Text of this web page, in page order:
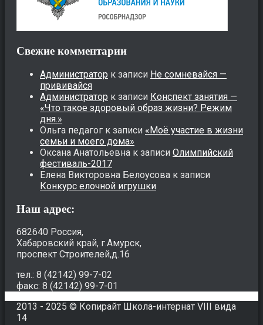
Свежие комментарии
Администратор к записи Не сомневайся —
прививайся
Администратор к записи Конспект занятия —
«Что такое здоровый образ жизни? Режим
дня.»
Ольга педагог к записи «Моё участие в жизни
семьи и моего дома»
Оксана Анатольевна к записи Олимпийский
фестиваль-2017
Елена Викторовна Белоусова к записи
Конкурс елочной игрушки
Наш адрес:
682640 Россия,
Хабаровский край, г.Амурск,
проспект Строителей,д.16
тел.: 8 (42142) 99-7-02
факс: 8 (42142) 99-7-01
2013 - 2025 © Копирайт Школа-интернат VIII вида
14